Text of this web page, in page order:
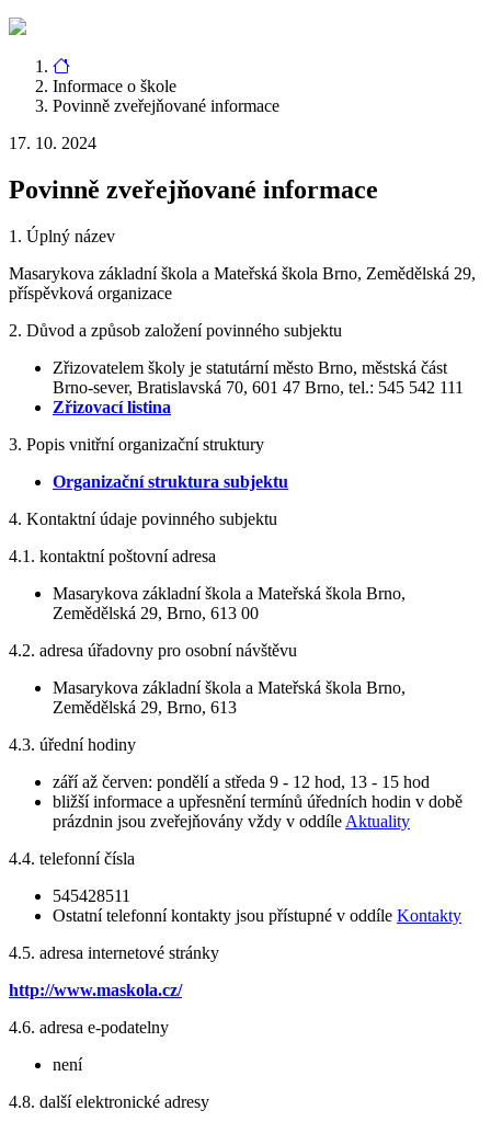
Informace o škole
Povinně zveřejňované informace
17. 10. 2024
Povinně zveřejňované informace
1. Úplný název
Masarykova základní škola a Mateřská škola Brno, Zemědělská 29,
příspěvková organizace
2. Důvod a způsob založení povinného subjektu
Zřizovatelem školy je statutární město Brno, městská část
Brno-sever, Bratislavská 70, 601 47 Brno, tel.: 545 542 111
Zřizovací listina
3. Popis vnitřní organizační struktury
Organizační struktura subjektu
4. Kontaktní údaje povinného subjektu
4.1. kontaktní poštovní adresa
Masarykova základní škola a Mateřská škola Brno,
Zemědělská 29, Brno, 613 00
4.2. adresa úřadovny pro osobní návštěvu
Masarykova základní škola a Mateřská škola Brno,
Zemědělská 29, Brno, 613
4.3. úřední hodiny
září až červen: pondělí a středa 9 - 12 hod, 13 - 15 hod
bližší informace a upřesnění termínů úředních hodin v době
prázdnin jsou zveřejňovány vždy v oddíle Aktuality
4.4. telefonní čísla
545428511
Ostatní telefonní kontakty jsou přístupné v oddíle Kontakty
4.5. adresa internetové stránky
http://www.maskola.cz/
4.6. adresa e-podatelny
není
4.8. další elektronické adresy